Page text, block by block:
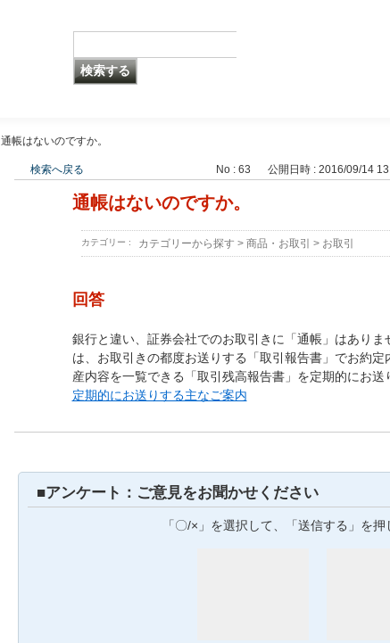
通帳はないのですか。
検索へ戻る No : 63 公開日時 : 2016/09/14
通帳はないのですか。
カテゴリー : カテゴリーから探す > 商品・お取引 > お取引
回答
銀行と違い、証券会社でのお取引きに「通帳」はあり
は、お取引きの都度お送りする「取引報告書」でお約
産内容を一覧できる「取引残高報告書」を定期的にお送
定期的にお送りする主なご案内
■アンケート：ご意見をお聞かせください
「〇/×」を選択して、「送信する」を押